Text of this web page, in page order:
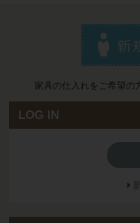
家具の仕入れをご希望の
LOG IN